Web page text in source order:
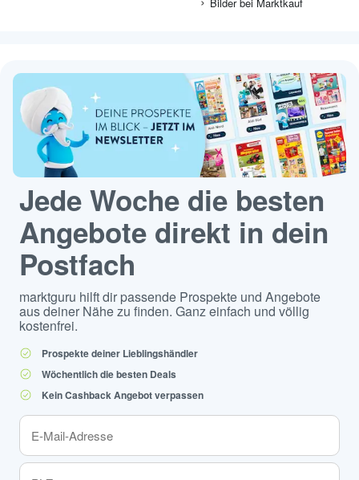
Jede Woche die besten
Angebote direkt in dein
Postfach
marktguru hilft dir passende Prospekte und Angebote
aus deiner Nähe zu finden. Ganz einfach und völlig
kostenfrei.
Prospekte deiner Lieblingshändler
Wöchentlich die besten Deals
Kein Cashback Angebot verpassen